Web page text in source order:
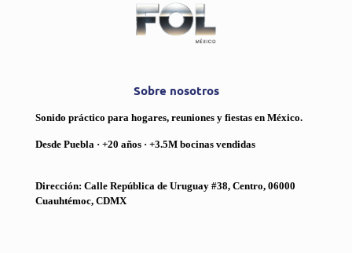
Sobre nosotros
Sonido práctico para hogares, reuniones y fiestas en México.
Desde Puebla · +20 años · +3.5M bocinas vendidas
Dirección: Calle República de Uruguay #38, Centro, 06000
Cuauhtémoc, CDMX